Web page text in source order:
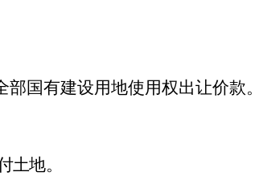
国有建设用地使用权出让价款。
土地。